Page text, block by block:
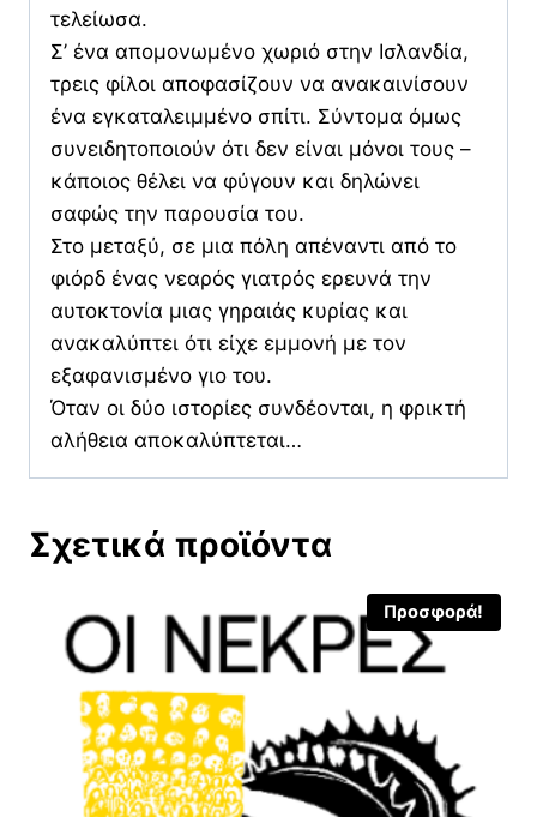
τελείωσα.
Σ’ ένα απομονωμένο χωριό στην Ισλανδία,
τρεις φίλοι αποφασίζουν να ανακαινίσουν
ένα εγκαταλειμμένο σπίτι. Σύντομα όμως
συνειδητοποιούν ότι δεν είναι μόνοι τους –
κάποιος θέλει να φύγουν και δηλώνει
σαφώς την παρουσία του.
Στο μεταξύ, σε μια πόλη απέναντι από το
φιόρδ ένας νεαρός γιατρός ερευνά την
αυτοκτονία μιας γηραιάς κυρίας και
ανακαλύπτει ότι είχε εμμονή με τον
εξαφανισμένο γιο του.
Όταν οι δύο ιστορίες συνδέονται, η φρικτή
αλήθεια αποκαλύπτεται…
Σχετικά προϊόντα
Προσφορά!